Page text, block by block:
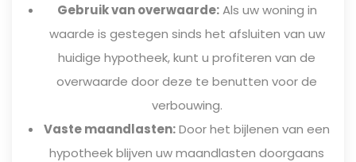
Gebruik van overwaarde:Als uw woning in
waarde is gestegen sinds het afsluiten van uw
huidige hypotheek, kunt u profiteren van de
overwaarde door deze te benutten voor de
verbouwing.
Vaste maandlasten:Door het bijlenen van een
hypotheek blijven uw maandlasten doorgaans